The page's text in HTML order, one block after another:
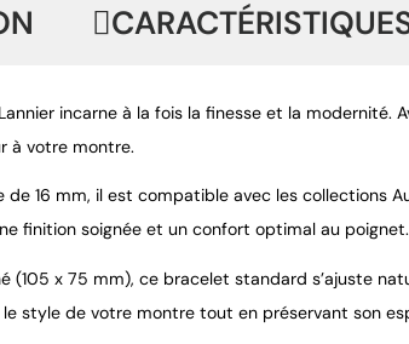
incarne à la fois la finesse et la modernité.
à votre montre.
16 mm, il est compatible avec les collections
finition soignée et un confort optimal au poignet.
(105 x 75 mm), ce bracelet standard s’ajuste
le style de votre montre tout en préservant son